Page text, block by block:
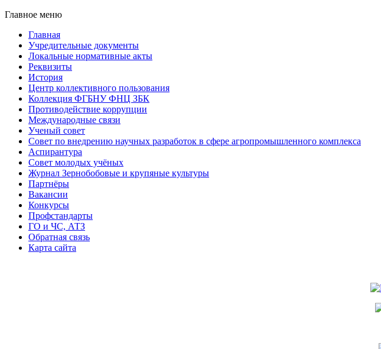
Главное меню
Главная
Учредительные документы
Локальные нормативные акты
Реквизиты
История
Центр коллективного пользования
Коллекция ФГБНУ ФНЦ ЗБК
Противодействие коррупции
Международные связи
Ученый совет
Совет по внедрению научных разработок в сфере агропромышленного комплекса
Аспирантура
Совет молодых учёных
Журнал Зернобобовые и крупяные культуры
Партнёры
Вакансии
Конкурсы
Профстандарты
ГО и ЧС, АТЗ
Обратная связь
Карта сайта